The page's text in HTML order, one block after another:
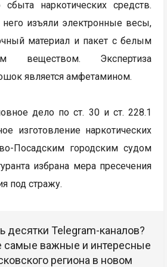
наркотических средств.
изъяли электронные весы,
материал и пакет с белым
веществом. Экспертиза
является амфетамином.
дело по ст. 30 и ст. 228.1
изготовление наркотических
Посадским городским судом
избрана мера пресечения
под стражу.
десятки Telegram-каналов?
самые важные и интересные
региона в новом